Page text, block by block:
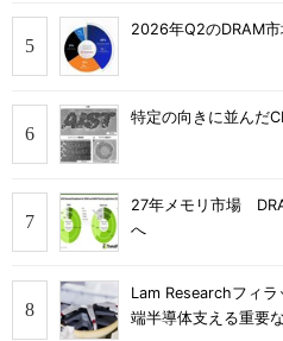
2026年Q2のDRAM
特定の向きに並んだ
27年メモリ市場
へ
Lam Researchフィ
端半導体支える重要な